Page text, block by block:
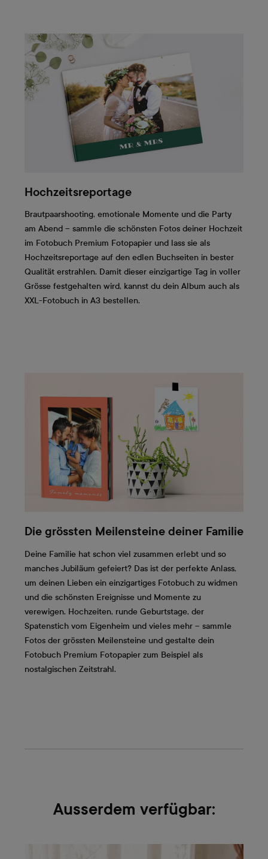
Hochzeitsreportage
Brautpaarshooting, emotionale Momente und die Party
am Abend – sammle die schönsten Fotos deiner Hochzeit
im Fotobuch Premium Fotopapier und lass sie als
Hochzeitsreportage auf den edlen Buchseiten in bester
Qualität erstrahlen. Damit dieser einzigartige Tag in voller
Grösse festgehalten wird, kannst du dein Album auch als
XXL-Fotobuch in A3 bestellen.
Die grössten Meilensteine deiner Familie
Deine Familie hat schon viel zusammen erlebt und so
manches Jubiläum gefeiert? Das ist der perfekte Anlass,
um deinen Lieben ein einzigartiges Fotobuch zu widmen
und die schönsten Ereignisse und Momente zu
verewigen. Hochzeiten, runde Geburtstage, der
Spatenstich vom Eigenheim und vieles mehr – sammle
Fotos der grössten Meilensteine und gestalte dein
Fotobuch Premium Fotopapier zum Beispiel als
nostalgischen Zeitstrahl.
Ausserdem verfügbar: